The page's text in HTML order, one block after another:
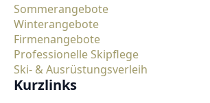
Sommerangebote
Winterangebote
Firmenangebote
Professionelle Skipflege
Ski- & Ausrüstungsverleih
Kurzlinks